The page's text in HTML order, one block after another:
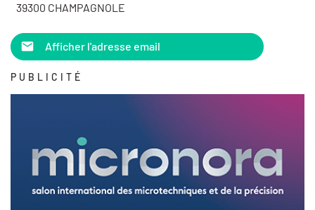
39300 CHAMPAGNOLE
Afficher l'adresse email
PUBLICITÉ